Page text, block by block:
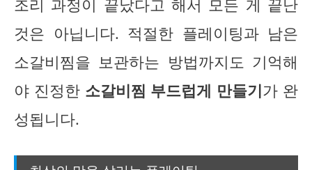
조리 과정이 끝났다고 해서 모든 게 끝난
것은 아닙니다. 적절한 플레이팅과 남은
소갈비찜을 보관하는 방법까지도 기억해
야 진정한 소갈비찜 부드럽게 만들기가 완
성됩니다.